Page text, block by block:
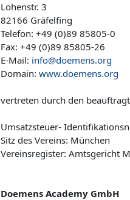
Lohenstr. 3
82166 Gräfelfing
Telefon: +49 (0)89 85805-0
Fax: +49 (0)89 85805-26
E-Mail: info@doemens.org
Domain: www.doemens.org
vertreten durch den
Umsatzsteuer-
Sitz des Vereins: München
Vereinsregister: Amtsgericht
Doemens Academy GmbH